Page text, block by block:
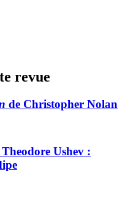
revue
de Christopher Nolan
Ushev :